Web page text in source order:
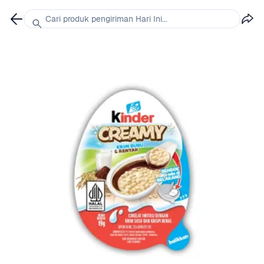
Cari produk pengiriman Hari Ini...